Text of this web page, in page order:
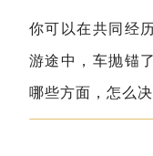
你可以在共同经
游途中，车抛锚
哪些方面，怎么